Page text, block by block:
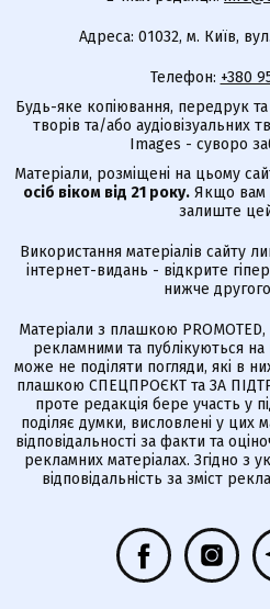
Адреса: 01032, м. Київ,
Телефон: +380
Будь-яке копіювання, передрук
творів та/або аудіовізуальних
Images - суворо
Матеріали, розміщені на цьому
осіб віком від 21 року. Якщо вам
залиште
Використання матеріалів сайту
інтернет-видань - відкрите
нижче
Матеріали з плашкою
рекламними та публікуються
може не поділяти погляди, які в
плашкою СПЕЦПРОЄКТ та ЗА
проте редакція бере участь у
поділяє думки, висловлені у цих
відповідальності за факти та
рекламних матеріалах. Згідно з
відповідальність за зміст